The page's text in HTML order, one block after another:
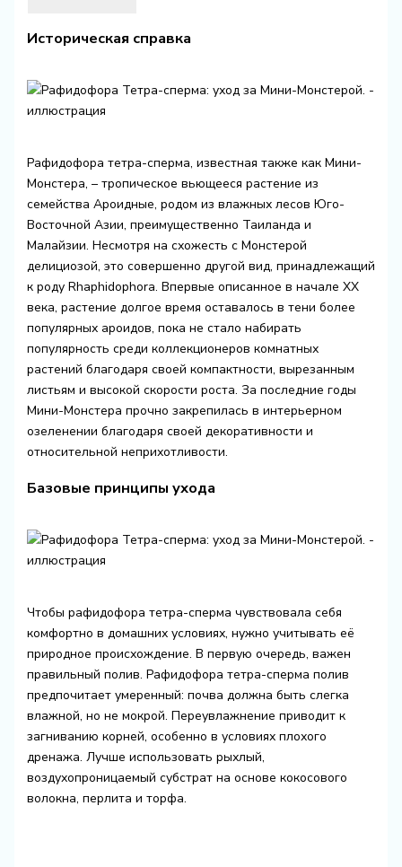
Историческая справка
Рафидофора тетра-сперма, известная также как Мини-
Монстера, – тропическое вьющееся растение из
семейства Ароидные, родом из влажных лесов Юго-
Восточной Азии, преимущественно Таиланда и
Малайзии. Несмотря на схожесть с Монстерой
делициозой, это совершенно другой вид, принадлежащий
к роду Rhaphidophora. Впервые описанное в начале XX
века, растение долгое время оставалось в тени более
популярных ароидов, пока не стало набирать
популярность среди коллекционеров комнатных
растений благодаря своей компактности, вырезанным
листьям и высокой скорости роста. За последние годы
Мини-Монстера прочно закрепилась в интерьерном
озеленении благодаря своей декоративности и
относительной неприхотливости.
Базовые принципы ухода
Чтобы рафидофора тетра-сперма чувствовала себя
комфортно в домашних условиях, нужно учитывать её
природное происхождение. В первую очередь, важен
правильный полив. Рафидофора тетра-сперма полив
предпочитает умеренный: почва должна быть слегка
влажной, но не мокрой. Переувлажнение приводит к
загниванию корней, особенно в условиях плохого
дренажа. Лучше использовать рыхлый,
воздухопроницаемый субстрат на основе кокосового
волокна, перлита и торфа.